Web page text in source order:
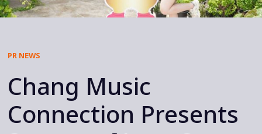
PR NEWS
Chang Music
Connection Presents